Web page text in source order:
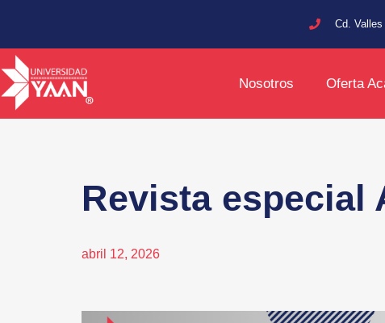
Cd.
Nosotros Oferta
Revista especial
abril 12, 2026